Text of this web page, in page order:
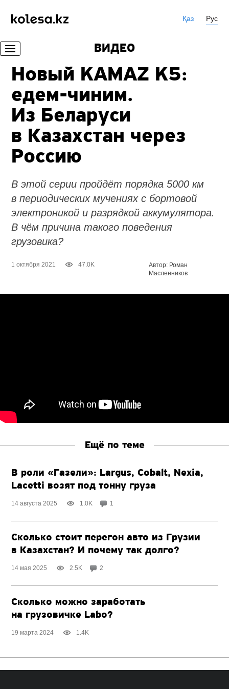
Қаз Рус
ВИДЕО
Новый KAMAZ K5:
едем-чиним.
Из Беларуси
в Казахстан через
Россию
В этой серии пройдёт порядка 5000 км
в периодических мучениях с бортовой
электроникой и разрядкой аккумулятора.
В чём причина такого поведения
грузовика?
1 октября 2021 47.0K
Автор: Роман
Масленников
Ещё по теме
В роли «Газели»: Largus, Cobalt, Nexia,
Lacetti возят под тонну груза
14 августа 2025 1.0K 1
Сколько стоит перегон авто из Грузии
в Казахстан? И почему так долго?
14 мая 2025 2.5K 2
Сколько можно заработать
на грузовичке Labo?
19 марта 2024 1.4K